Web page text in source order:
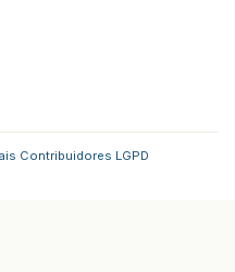
Contribuidores LGPD